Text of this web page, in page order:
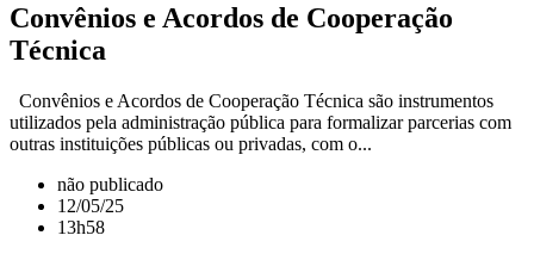
Convênios e Acordos de Cooperação
Técnica
Convênios e Acordos de Cooperação Técnica são instrumentos
utilizados pela administração pública para formalizar parcerias com
outras instituições públicas ou privadas, com o...
não publicado
12/05/25
13h58